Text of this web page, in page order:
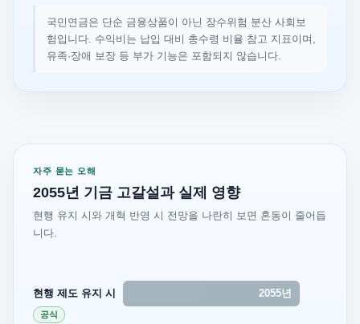
국민연금은 단순 금융상품이 아닌 장수위험 분산 사회보
험입니다. 수익비는 납입 대비 총수령 비율 참고 지표이며,
유족·장애 보장 등 부가 기능은 포함되지 않습니다.
자주 묻는 오해
2055년 기금 고갈설과 실제 영향
현행 유지 시와 개혁 반영 시 전망을 나란히 보면 혼동이 줄어듭
니다.
현행 제도 유지 시 2055년
공식